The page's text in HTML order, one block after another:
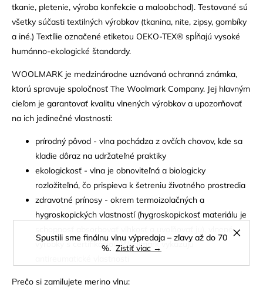
Spustili sme finálnu vlnu výpredaja – zľavy až do 70
%. Zistiť viac →
tkanie, pletenie, výroba konfekcie a maloobchod). Testované sú
všetky súčasti textilných výrobkov (tkanina, nite, zipsy, gombíky
a iné.) Textílie označené etiketou OEKO-TEX® spĺňajú vysoké
humánno-ekologické štandardy.
WOOLMARK je medzinárodne uznávaná ochranná známka,
ktorú spravuje spoločnosť The Woolmark Company. Jej hlavným
cieľom je garantovať kvalitu vlnených výrobkov a upozorňovať
na ich jedinečné vlastnosti:
prírodný pôvod - vlna pochádza z ovčích chovov, kde sa
kladie dôraz na udržateľné praktiky
ekologickosť - vlna je obnoviteľná a biologicky
rozložiteľná, čo prispieva k šetreniu životného prostredia
zdravotné prínosy - okrem termoizolačných a
hygroskopických vlastností (hygroskopickosť materiálu je
výrobky s certifikáciou Woolmark vykazujú
Prečo si zamilujete merino vlnu: